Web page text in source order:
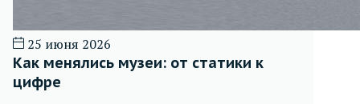
25 июня 2026
Как менялись музеи: от статики к
цифре